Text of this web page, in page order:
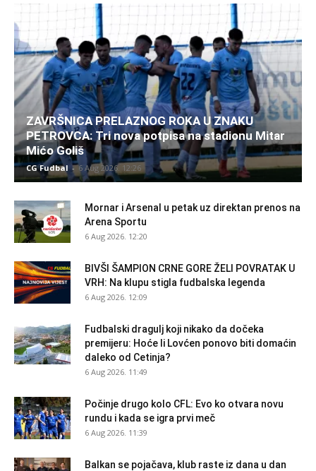
ZAVRŠNICA PRELAZNOG ROKA U ZNAKU
PETROVCA: Tri nova potpisa na stadionu Mitar
Mićo Goliš
CG Fudbal - 6 Aug 2026. 12:26
Mornar i Arsenal u petak uz direktan prenos na
Arena Sportu
6 Aug 2026. 12:20
BIVŠI ŠAMPION CRNE GORE ŽELI POVRATAK U
VRH: Na klupu stigla fudbalska legenda
6 Aug 2026. 12:09
Fudbalski dragulj koji nikako da dočeka
premijeru: Hoće li Lovćen ponovo biti domaćin
daleko od Cetinja?
6 Aug 2026. 11:49
Počinje drugo kolo CFL: Evo ko otvara novu
rundu i kada se igra prvi meč
6 Aug 2026. 11:39
Balkan se pojačava, klub raste iz dana u dan